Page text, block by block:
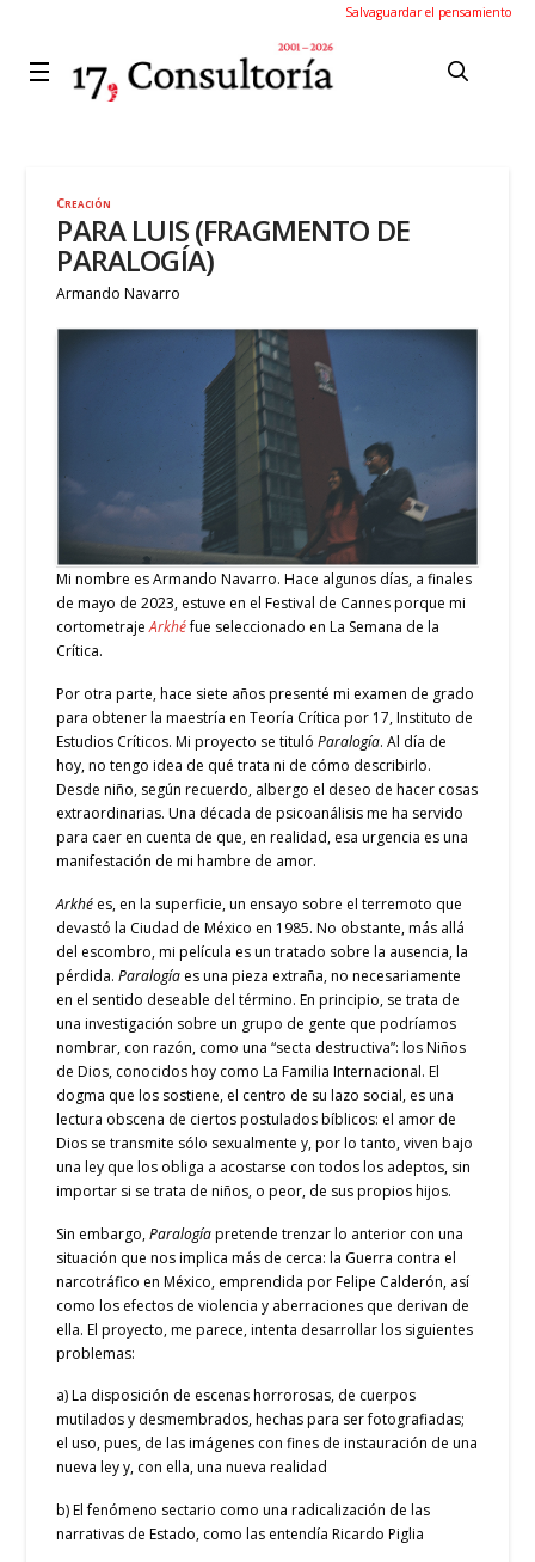
Salvaguardar el pensamiento
Creación
PARA LUIS (FRAGMENTO DE
PARALOGÍA)
Armando Navarro
Mi nombre es Armando Navarro. Hace algunos días, a finales
de mayo de 2023, estuve en el Festival de Cannes porque mi
cortometrajeArkhéfue seleccionado en La Semana de la
Crítica.
Por otra parte, hace siete años presenté mi examen de grado
para obtener la maestría en Teoría Crítica por 17, Instituto de
Estudios Críticos. Mi proyecto se titulóParalogía. Al día de
hoy, no tengo idea de qué trata ni de cómo describirlo.
Desde niño, según recuerdo, albergo el deseo de hacer cosas
extraordinarias. Una década de psicoanálisis me ha servido
para caer en cuenta de que, en realidad, esa urgencia es una
manifestación de mi hambre de amor.
Arkhé es, en la superficie, un ensayo sobre el terremoto que
devastó la Ciudad de México en 1985. No obstante, más allá
del escombro, mi película es un tratado sobre la ausencia, la
pérdida.Paralogía es una pieza extraña, no necesariamente
en el sentido deseable del término. En principio, se trata de
una investigación sobre un grupo de gente que podríamos
nombrar, con razón, como una “secta destructiva”: los Niños
de Dios, conocidos hoy como La Familia Internacional. El
dogma que los sostiene, el centro de su lazo social, es una
lectura obscena de ciertos postulados bíblicos: el amor de
Dios se transmite sólo sexualmente y, por lo tanto, viven bajo
una ley que los obliga a acostarse con todos los adeptos, sin
importar si se trata de niños, o peor, de sus propios hijos.
Sin embargo,Paralogíapretende trenzar lo anterior con una
situación que nos implica más de cerca: la Guerra contra el
narcotráfico en México, emprendida por Felipe Calderón, así
como los efectos de violencia y aberraciones que derivan de
ella. El proyecto, me parece, intenta desarrollar los siguientes
problemas:
a) La disposición de escenas horrorosas, de cuerpos
mutilados y desmembrados, hechas para ser fotografiadas;
el uso, pues, de las imágenes con fines de instauración de una
nueva ley y, con ella, una nueva realidad
b) El fenómeno sectario como una radicalización de las
narrativas de Estado, como las entendía Ricardo Piglia